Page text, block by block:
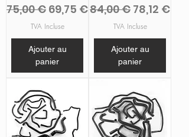
Prix original
75,00 € Prix promotionnel
69,75 €
TVA Incluse
Ajouter au
panier
Prix original
84,00 € Prix
78,12 €
TVA Incluse
Ajouter au
panier